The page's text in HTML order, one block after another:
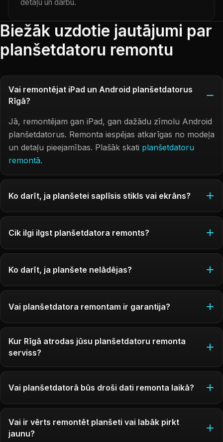
detaļu un darbu.
Biežāk uzdotie jautājumi par
planšetdatoru remontu
Vai remontējat iPad un Android planšetdatorus
Rīgā?
Jā, remontējam gan iPad, gan dažādu zīmolu Android
planšetdatorus. Remonta iespējas atkarīgas no modeļa
un detaļu pieejamības. Plašāk skati planšetdatoru
remontā.
Ko darīt, ja planšetei saplīsis stikls vai ekrāns?
Cik ilgi ilgst planšetdatora remonts?
Ko darīt, ja planšete nelādējas?
Vai planšetdatora remontam ir garantija?
Kur Rīgā atrodas jūsu planšetdatoru remonta
serviss?
Vai planšetdatorā būs droši dati remonta laikā?
Vai ir vērts remontēt planšeti vai labāk pirkt
jaunu?